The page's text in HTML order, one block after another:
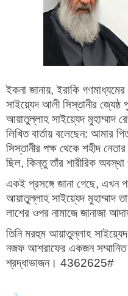
ইকনা জানায়, ইরাকি
সাইয়্যেদ আলী সিস্তানীর জ্যেষ্ঠ
আয়াতুল্লাহ সাইয়্যেদ মুহাম্মাদ
লিখিত বার্তায় বলেছেন: আমার
সিস্তানীর পক্ষ থেকে শহীদ
ছিল, কিন্তু তাঁর শারীরিক
একই প্রসঙ্গে জানা গেছে, এখন
আয়াতুল্লাহ সাইয়্যেদ মুহাম্মাদ
লাশের ওপর নামাজে জানাজা
তিনি মরহুম আয়াতুল্লাহ
নজফ আশরাফের একজন
শ্রদ্ধাভাজন। 4362625#